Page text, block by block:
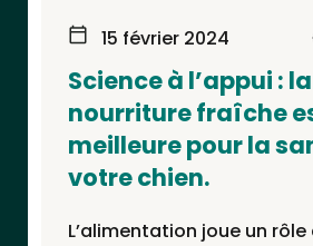
15 février 2024
Science à l’appui : la
nourriture fraîche
meilleure pour la
votre chien.
L’alimentation joue un